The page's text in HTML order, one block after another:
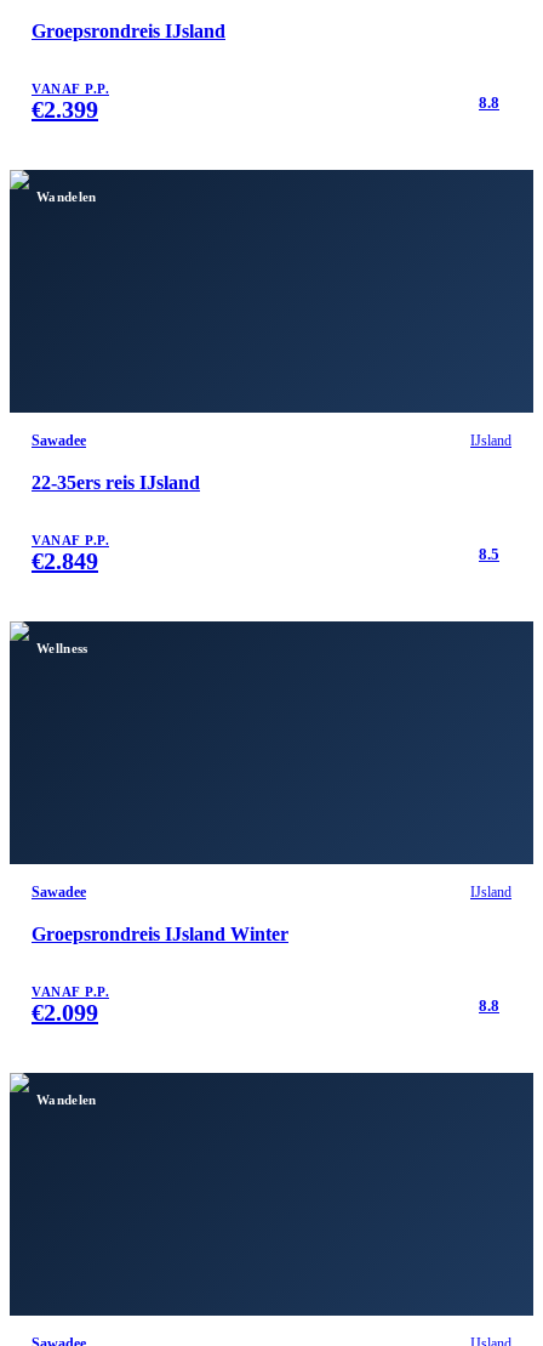
Groepsrondreis IJsland
VANAF P.P.
€2.399 8.8
Wandelen
Sawadee IJsland
22-35ers reis IJsland
VANAF P.P.
€2.849 8.5
Wellness
Sawadee IJsland
Groepsrondreis IJsland Winter
VANAF P.P.
€2.099 8.8
Wandelen